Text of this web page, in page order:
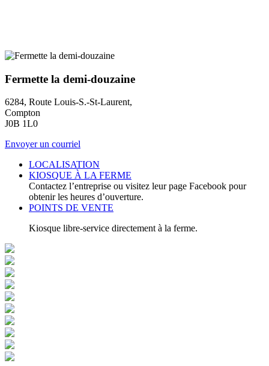
Fermette la demi-douzaine
6284, Route Louis-S.-St-Laurent,
Compton
J0B 1L0
Envoyer un courriel
LOCALISATION
KIOSQUE À LA FERME
Contactez l’entreprise ou visitez leur page Facebook pour
obtenir les heures d’ouverture.
POINTS DE VENTE
Kiosque libre-service directement à la ferme.